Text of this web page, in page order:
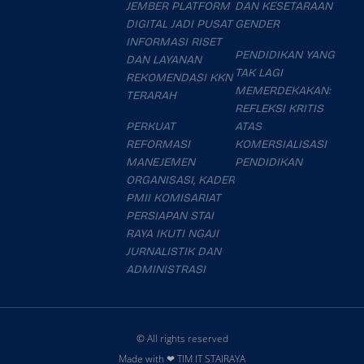
JEMBER PLATFORM
DIGITAL JADI PUSAT
INFORMASI RISET
DAN LAYANAN
REKOMENDASI KKN
TERARAH
PERKUAT
REFORMASI
MANEJEMEN
ORGANISASI, KADER
PMII KOMISARIAT
PERSIAPAN STAI
RAYA IKUTI NGAJI
JURNALISTIK DAN
ADMINISTRASI
DAN KESETARAAN
GENDER
PENDIDIKAN YANG
TAK LAGI
MEMERDEKAKAN:
REFLEKSI KRITIS
ATAS
KOMERSIALISASI
PENDIDIKAN
© All rights reserved
Made with ❤ TIM IT STAIRAYA